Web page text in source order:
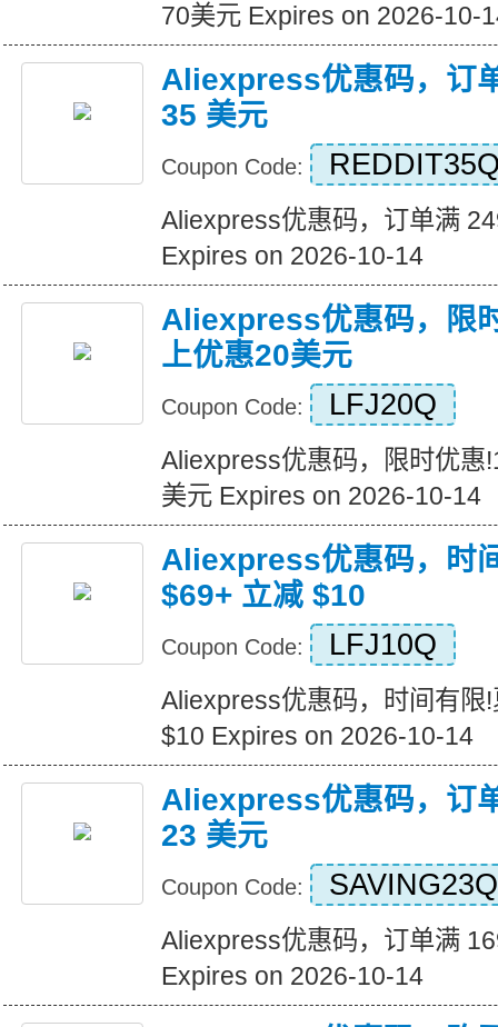
70美元 Expires on 2026-10-
Aliexpress优惠码，订
35 美元
Coupon Code:
Aliexpress优惠码，订单满
Expires on 2026-10-14
Aliexpress优惠码，限
上优惠20美元
Coupon Code: LFJ20Q
Aliexpress优惠码，限时优惠
美元 Expires on 2026-10-14
Aliexpress优惠码，时
$69+ 立减 $10
Coupon Code: LFJ10Q
Aliexpress优惠码，时间有限
$10 Expires on 2026-10-14
Aliexpress优惠码，订
23 美元
Coupon Code: SAVING23Q
Aliexpress优惠码，订单满
Expires on 2026-10-14